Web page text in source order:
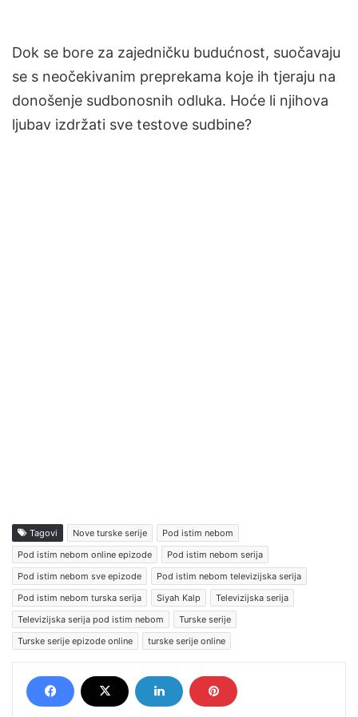
Dok se bore za zajedničku budućnost, suočavaju
se s neočekivanim preprekama koje ih tjeraju na
donošenje sudbonosnih odluka. Hoće li njihova
ljubav izdržati sve testove sudbine?
Tagovi Nove turske serije
Pod istim nebom
Pod istim nebom online epizode
Pod istim nebom serija
Pod istim nebom sve epizode
Pod istim nebom televizijska serija
Pod istim nebom turska serija
Siyah Kalp
Televizijska serija
Televizijska serija pod istim nebom
Turske serije
Turske serije epizode online
turske serije online